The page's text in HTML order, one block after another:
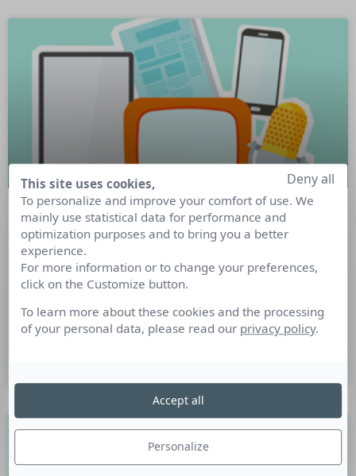
L’actualité média en 10 minutes pour
bien commencer la semaine
Cette semaine : échec de la fusion TF1/M6, interview de
Raphaël Porte (Altice Media), France TV Pub, Diverto,
Webedia …
This site uses cookies,
To personalize and improve your comfort of use. We
mainly use statistical data for performance and
optimization purposes and to bring you a better
experience.
For more information or to change your preferences,
click on the Customize button.
To learn more about these cookies and the processing
of your personal data, please read our privacy policy.
Personalize
Deny all
Accept all